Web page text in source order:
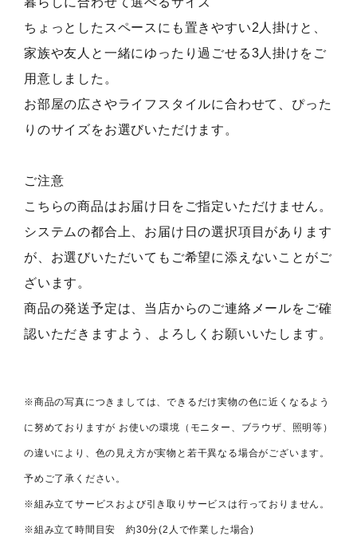
ちょっとしたスペースにも置きやすい2人掛けと、
家族や友人と一緒にゆったり過ごせる3人掛けをご
用意しました。
お部屋の広さやライフスタイルに合わせて、ぴった
りのサイズをお選びいただけます。
ご注意
こちらの商品はお届け日をご指定いただけません。
システムの都合上、お届け日の選択項目があります
が、お選びいただいてもご希望に添えないことがご
ざいます。
商品の発送予定は、当店からのご連絡メールをご確
認いただきますよう、よろしくお願いいたします。
※商品の写真につきましては、できるだけ実物の色に近くなるよう
に努めておりますが お使いの環境（モニター、ブラウザ、照明等）
の違いにより、色の見え方が実物と若干異なる場合がございます。
予めご了承ください。
※組み立てサービスおよび引き取りサービスは行っておりません。
※組み立て時間目安 約30分(2人で作業した場合)